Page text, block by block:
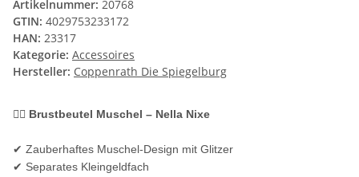
Artikelnummer: 20768
GTIN: 4029753233172
HAN: 23317
Kategorie: Accessoires
Hersteller: Coppenrath Die Spiegelburg
🧜‍♀️ Brustbeutel Muschel – Nella Nixe
✔ Zauberhaftes Muschel-Design mit Glitzer
✔ Separates Kleingeldfach